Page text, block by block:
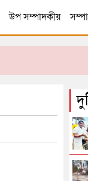
উপ সম্পাদকীয়